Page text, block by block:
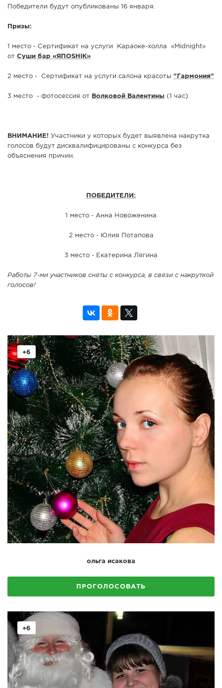
Победители будут опубликованы 16 января.
Призы:
1 место - Сертификат на услуги Караоке-холла «Midnight»
от Суши бар «ЯПОSHIK»
2 место - Сертификат на услуги салона красоты "Гармония"
3 место - фотосессия от Волковой Валентины (1 час).
ВНИМАНИЕ! Участники у которых будет выявлена накрутка
голосов будут дисквалифицированы с конкурса без
объяснения причин.
ПОБЕДИТЕЛИ:
1 место - Анна Новоженина
2 место - Юлия Потапова
3 место - Екатерина Лягина
Работы 7-ми участников сняты с конкурса, в связи с накруткой
голосов!
ольга исакова
+6
ПРОГОЛОСОВАТЬ
+6